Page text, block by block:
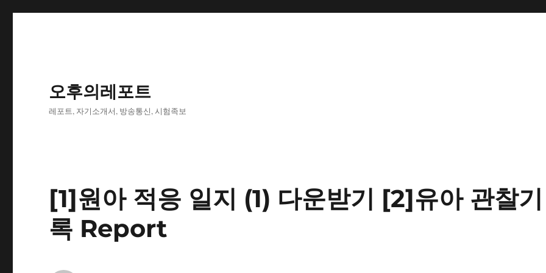
오후의레포트
레포트, 자기소개서, 방송통신, 시험족보
[1]원아 적응 일지 (1) 다운받기 [2]유아 관찰기
록 Report